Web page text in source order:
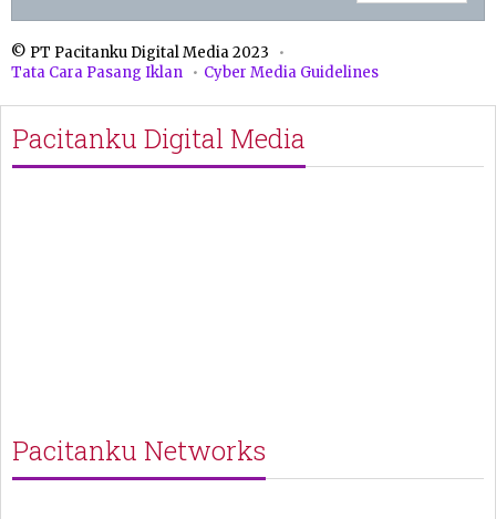
© PT Pacitanku Digital Media 2023
Tata Cara Pasang Iklan
Cyber Media Guidelines
Pacitanku Digital Media
Pacitanku Networks